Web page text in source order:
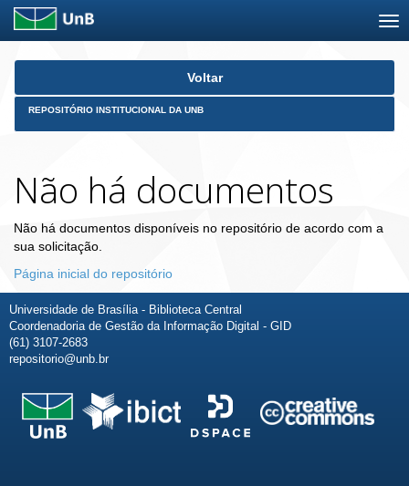
Skip
Voltar
REPOSITÓRIO INSTITUCIONAL DA UNB
Não há documentos
Não há documentos disponíveis no repositório de acordo com a
sua solicitação.
Página inicial do repositório
Universidade de Brasília - Biblioteca Central
Coordenadoria de Gestão da Informação Digital - GID
(61) 3107-2683
repositorio@unb.br